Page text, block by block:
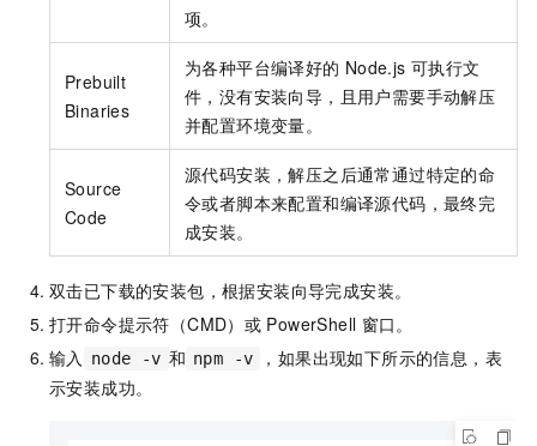
项。
Prebuilt
Binaries
为各种平台编译好的 Node.js 可执行文
件，没有安装向导，且用户需要手动解压
并配置环境变量。
Source
Code
源代码安装，解压之后通常通过特定的命
令或者脚本来配置和编译源代码，最终完
成安装。
双击已下载的安装包，根据安装向导完成安装。
打开命令提示符（CMD）或 PowerShell 窗口。
输入
node -v 和 npm -v
，如果出现如下所示的信息，表
示安装成功。